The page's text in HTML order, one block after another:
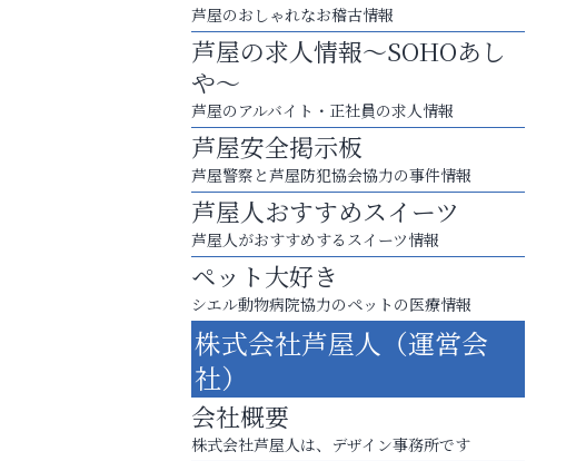
運動不足「動かない」を解消しませんか？
ラ・ミカ矯正歯科
芦屋のおしゃれなお稽古情報
芦屋の求人情報～SOHOあし
や～
芦屋のアルバイト・正社員の求人情報
芦屋安全掲示板
芦屋警察と芦屋防犯協会協力の事件情報
芦屋人おすすめスイーツ
芦屋人がおすすめするスイーツ情報
ペット大好き
シエル動物病院協力のペットの医療情報
株式会社芦屋人（運営会
社）
会社概要
株式会社芦屋人は、デザイン事務所です